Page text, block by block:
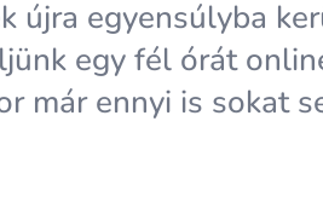
újra egyensúlyba
egy fél órát
már ennyi is sokat